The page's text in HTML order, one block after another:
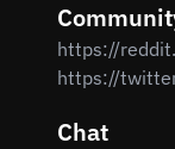
https://
https://
Chat